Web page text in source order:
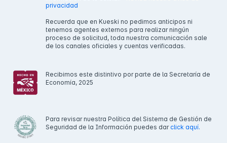
privacidad
Recuerda que en Kueski no pedimos anticipos ni
tenemos agentes externos para realizar ningún
proceso de solicitud, toda nuestra comunicación sale
de los canales oficiales y cuentas verificadas.
Recibimos este distintivo por parte de la Secretaría de
Economía, 2025
Para revisar nuestra Política del Sistema de Gestión de
Seguridad de la Información puedes darclick aquí.